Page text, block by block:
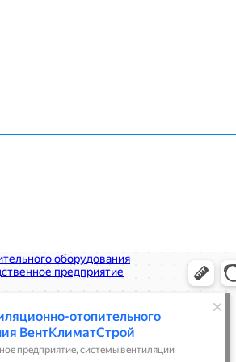
оборудования ВентКлиматСтрой
в Москве